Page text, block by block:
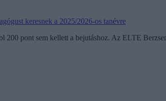
keresnek a 2025/2026-os tanévre
200 pont sem kellett a bejutáshoz. Az ELTE